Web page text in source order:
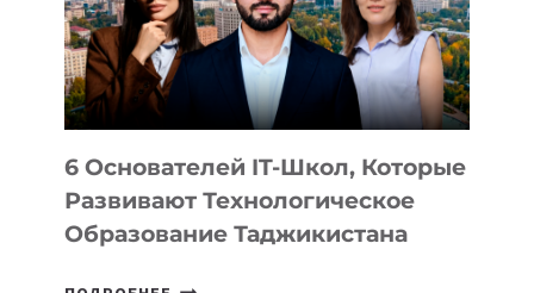
6 Основателей IT-Школ, Которые
Развивают Технологическое
Образование Таджикистана
6